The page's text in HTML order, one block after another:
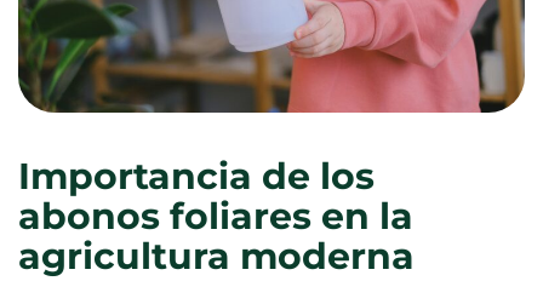
Importancia de los
abonos foliares en la
agricultura moderna